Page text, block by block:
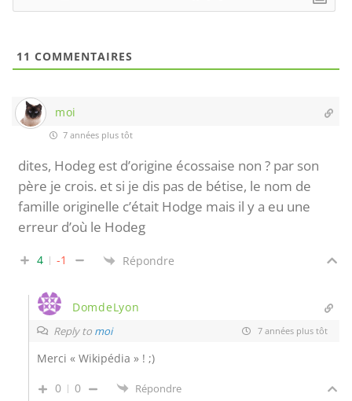
11 COMMENTAIRES
moi
7 années plus tôt
dites, Hodeg est d’origine écossaise non ? par son
père je crois. et si je dis pas de bétise, le nom de
famille originelle c’était Hodge mais il y a eu une
erreur d’où le Hodeg
4 -1 Répondre
DomdeLyon
Reply to moi 7 années plus tôt
Merci « Wikipédia » ! ;)
0 0 Répondre